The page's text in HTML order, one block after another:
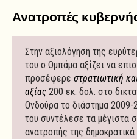
Ανατροπές
Στην αξιολόγηση της
του ο Ομπάμα αξίζει να
προσέφερε στρατιωτική
αξίας200 εκ. δολ. στο
Ονδούρα το διάστημα 2009-
του συντέλεσε τα μέγιστα
ανατροπής της